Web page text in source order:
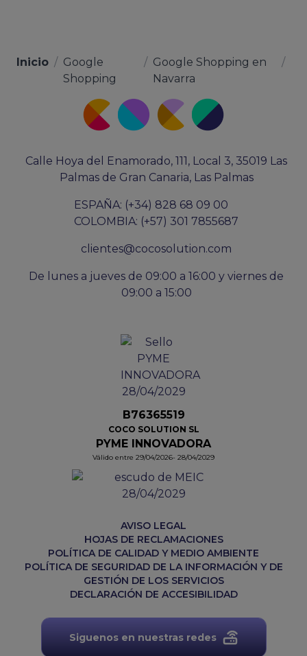
Inicio / Google
Shopping
/ Google Shopping en
Navarra
/
Calle Hoya del Enamorado, 111, Local 3, 35019 Las
Palmas de Gran Canaria, Las Palmas
ESPAÑA: (+34) 828 68 09 00
COLOMBIA: (+57) 301 7855687
clientes@cocosolution.com
De lunes a jueves de 09:00 a 16:00 y viernes de
09:00 a 15:00
B76365519
COCO SOLUTION SL
PYME INNOVADORA
Válido entre 29/04/2026- 28/04/2029
AVISO LEGAL
HOJAS DE RECLAMACIONES
POLÍTICA DE CALIDAD Y MEDIO AMBIENTE
POLÍTICA DE SEGURIDAD DE LA INFORMACIÓN Y DE
GESTIÓN DE LOS SERVICIOS
DECLARACIÓN DE ACCESIBILIDAD
Siguenos en nuestras redes